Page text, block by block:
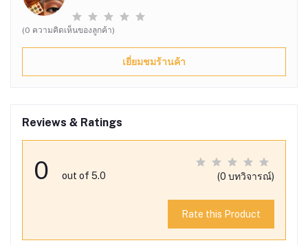
(0 ความคิดเห็นของลูกค้า)
เยี่ยมชมร้านค้า
Reviews & Ratings
0 out of 5.0 (0 บทวิจารณ์)
Rate this Product